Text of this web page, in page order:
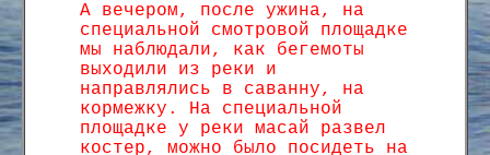
А вечером, после ужина, на
специальной смотровой площадке
мы наблюдали, как бегемоты
выходили из реки и
направлялись в саванну, на
кормежку. На специальной
площадке у реки масай развел
костер, можно было посидеть на